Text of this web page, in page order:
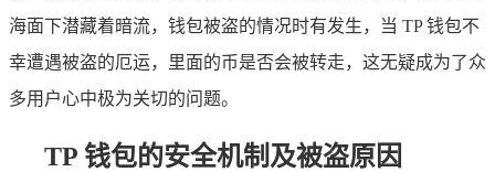
海面下潜藏着暗流，钱包被盗的情况时有发生，当 TP 钱包不
幸遭遇被盗的厄运，里面的币是否会被转走，这无疑成为了众
多用户心中极为关切的问题。
TP 钱包的安全机制及被盗原因